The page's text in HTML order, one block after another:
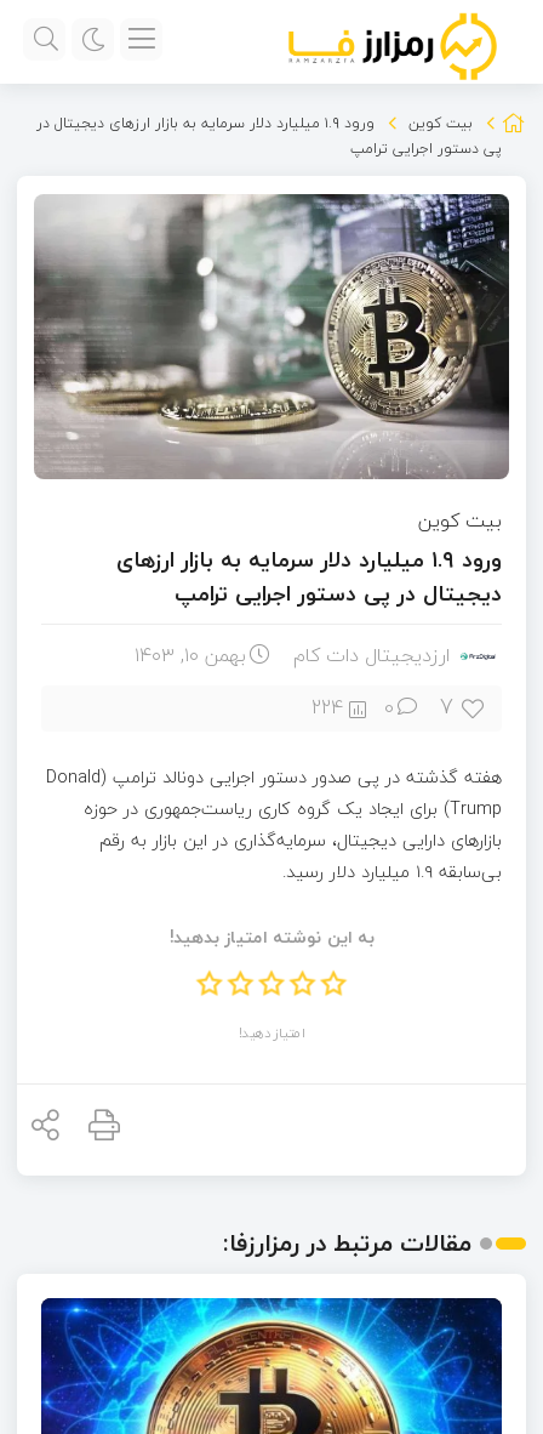
بیت کوین
ورود ۱.۹ میلیارد دلار سرمایه به بازار ارزهای دیجیتال در
پی دستور اجرایی ترامپ
بیت کوین
ورود ۱.۹ میلیارد دلار سرمایه به بازار ارزهای
دیجیتال در پی دستور اجرایی ترامپ
ارزدیجیتال دات کام بهمن ۱۰, ۱۴۰۳
7
0
224
هفته گذشته در پی صدور دستور اجرایی دونالد ترامپ (Donald
Trump) برای ایجاد یک گروه کاری ریاست‌جمهوری در حوزه
بازارهای دارایی دیجیتال، سرمایه‌گذاری در این بازار به رقم
بی‌سابقه ۱.۹ میلیارد دلار رسید.
به این نوشته امتیاز بدهید!
امتیاز دهید!
مقالات مرتبط در رمزارزفا: